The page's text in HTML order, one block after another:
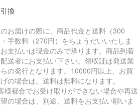
換
お届けの際に、商品代金と送料（300
手数料（270円）をちょうだいいたしま
支払いは現金のみで承ります。商品到着
送者にお支払い下さい。領収証は発送業
の発行となります。10000円以上、お買
の場合は、送料は無料になります。
様都合でお受け取りができない場合や再送
の場合は、別途、送料をお支払い願いま